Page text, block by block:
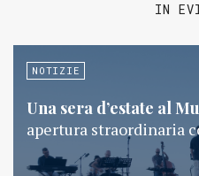
IN
NOTIZIE
Una sera d’estate al
apertura straordinaria